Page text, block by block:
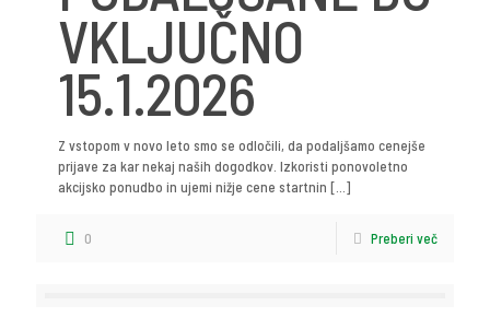
VKLJUČNO
15.1.2026
Z vstopom v novo leto smo se odločili, da podaljšamo cenejše
prijave za kar nekaj naših dogodkov. Izkoristi ponovoletno
akcijsko ponudbo in ujemi nižje cene startnin […]
0 Preberi več